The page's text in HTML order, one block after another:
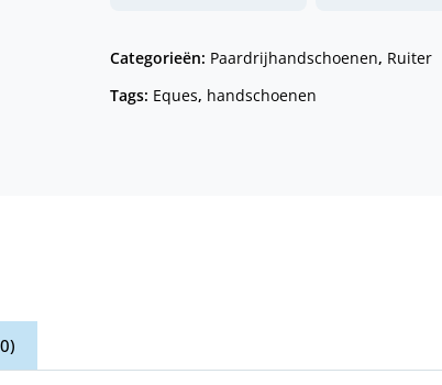
Categorieën: Paardrijhandschoenen, Ruiter
Tags: Eques, handschoenen